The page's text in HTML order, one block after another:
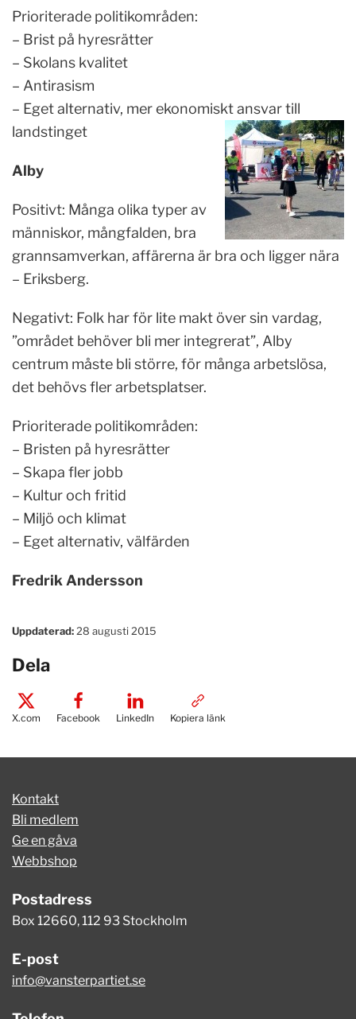
Prioriterade politikområden:
– Brist på hyresrätter
– Skolans kvalitet
– Antirasism
– Eget alternativ, mer ekonomiskt ansvar till
landstinget
Alby
Positivt: Många olika typer av
människor, mångfalden, bra
grannsamverkan, affärerna är bra och ligger nära
– Eriksberg.
Negativt: Folk har för lite makt över sin vardag,
”området behöver bli mer integrerat”, Alby
centrum måste bli större, för många arbetslösa,
det behövs fler arbetsplatser.
Prioriterade politikområden:
– Bristen på hyresrätter
– Skapa fler jobb
– Kultur och fritid
– Miljö och klimat
– Eget alternativ, välfärden
Fredrik Andersson
Uppdaterad: 28 augusti 2015
Dela
X.com Facebook LinkedIn Kopiera länk
Kontakt
Bli medlem
Ge en gåva
Webbshop
Postadress
Box 12660, 112 93 Stockholm
E-post
info@vansterpartiet.se